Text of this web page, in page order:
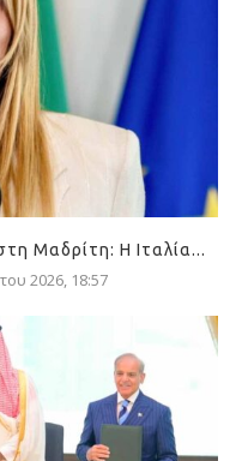
Μαδρίτη: Η Ιταλία...
2026, 18:57